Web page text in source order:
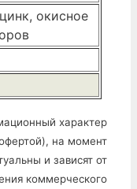
окисное
характер
на момент
и зависят от
коммерческого